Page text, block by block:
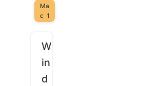
Ma
c 1
W
in
d